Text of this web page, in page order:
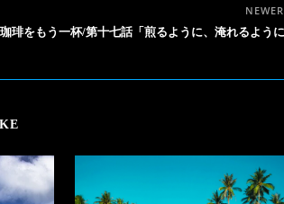
珈琲をもう一杯/第十七話「煎るように、淹れるよう